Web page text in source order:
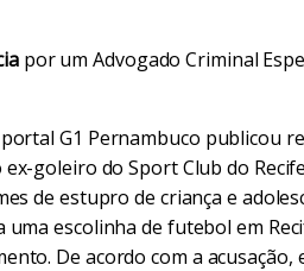
por um Advogado Criminal
G1 Pernambuco publicou
goleiro do Sport Club do
de estupro de criança e
escolinha de futebol em
De acordo com a